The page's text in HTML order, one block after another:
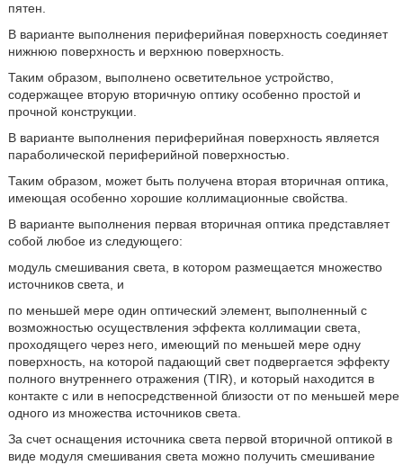
пятен.
В варианте выполнения периферийная поверхность соединяет
нижнюю поверхность и верхнюю поверхность.
Таким образом, выполнено осветительное устройство,
содержащее вторую вторичную оптику особенно простой и
прочной конструкции.
В варианте выполнения периферийная поверхность является
параболической периферийной поверхностью.
Таким образом, может быть получена вторая вторичная оптика,
имеющая особенно хорошие коллимационные свойства.
В варианте выполнения первая вторичная оптика представляет
собой любое из следующего:
модуль смешивания света, в котором размещается множество
источников света, и
по меньшей мере один оптический элемент, выполненный с
возможностью осуществления эффекта коллимации света,
проходящего через него, имеющий по меньшей мере одну
поверхность, на которой падающий свет подвергается эффекту
полного внутреннего отражения (TIR), и который находится в
контакте с или в непосредственной близости от по меньшей мере
одного из множества источников света.
За счет оснащения источника света первой вторичной оптикой в
виде модуля смешивания света можно получить смешивание